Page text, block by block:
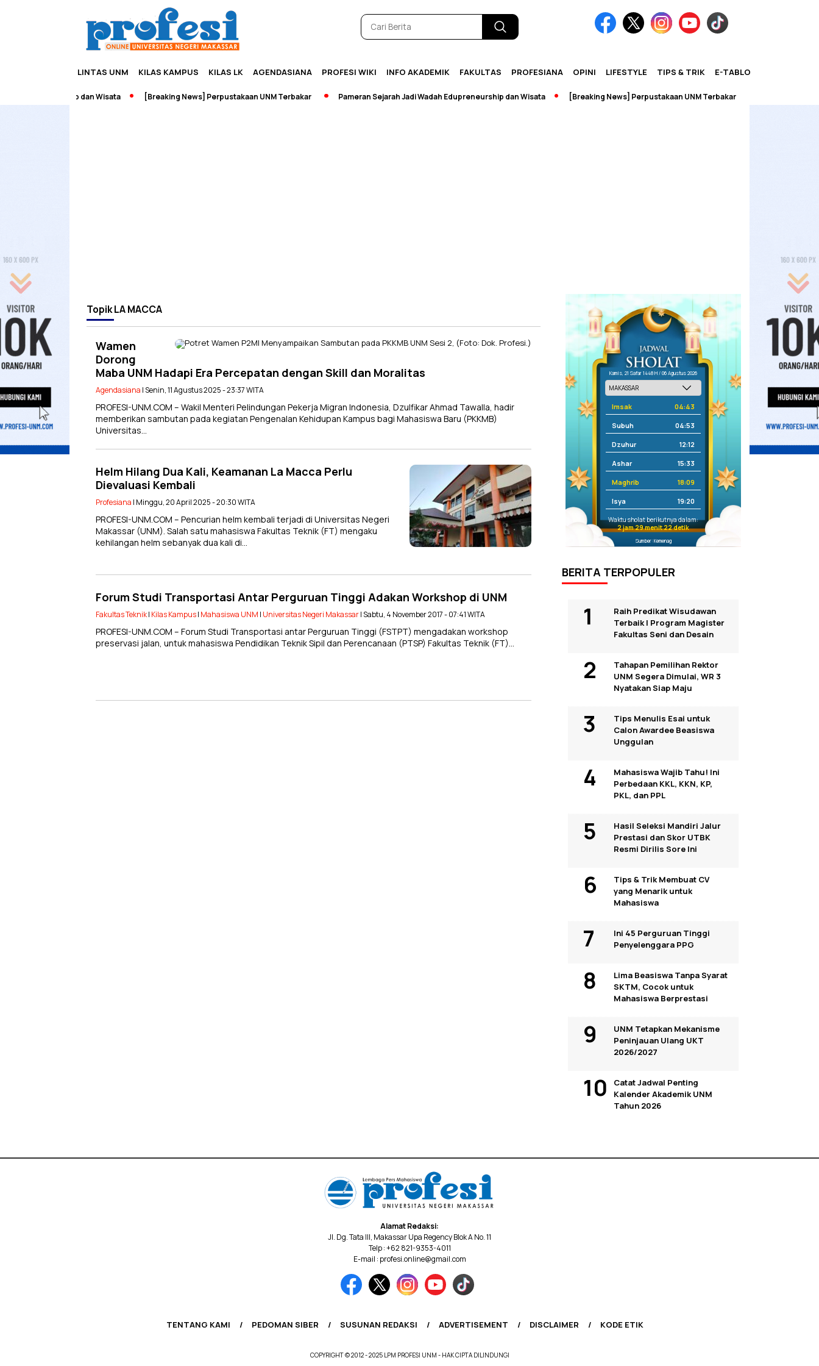
LINTAS UNM KILAS KAMPUS KILAS LK AGENDASIANA PROFESI WIKI INFO AKADEMIK FAKULTAS PROFESIANA OPINI LIFESTYLE TIPS & TRIK E-TABLOID
Edupreneurship dan Wisata [Breaking News] Perpustakaan UNM Terbakar Pameran Sejarah Jadi Wadah Edupreneurship dan Wisata [Breaking News] Perpustakaan UNM Terbakar
TopikLA MACCA
Wamen
Dorong
Maba UNM Hadapi Era Percepatan dengan Skill dan Moralitas
Agendasiana | Senin, 11 Agustus 2025 - 23:37 WITA
PROFESI-UNM.COM – Wakil Menteri Pelindungan Pekerja Migran Indonesia, Dzulfikar Ahmad Tawalla, hadir
memberikan sambutan pada kegiatan Pengenalan Kehidupan Kampus bagi Mahasiswa Baru (PKKMB)
Universitas…
Helm Hilang Dua Kali, Keamanan La Macca Perlu
Dievaluasi Kembali
Profesiana | Minggu, 20 April 2025 - 20:30 WITA
PROFESI-UNM.COM – Pencurian helm kembali terjadi di Universitas Negeri
Makassar (UNM). Salah satu mahasiswa Fakultas Teknik (FT) mengaku
kehilangan helm sebanyak dua kali di…
Forum Studi Transportasi Antar Perguruan Tinggi Adakan Workshop di UNM
Fakultas Teknik| Kilas Kampus| Mahasiswa UNM | Universitas Negeri Makassar| Sabtu, 4 November 2017 - 07:41 WITA
PROFESI-UNM.COM – Forum Studi Transportasi antar Perguruan Tinggi (FSTPT) mengadakan workshop
preservasi jalan, untuk mahasiswa Pendidikan Teknik Sipil dan Perencanaan (PTSP) Fakultas Teknik (FT)…
Kamis, 21 Safar 1448 H / 06 Agustus 2026
Imsak 04:43
Subuh 04:53
Dzuhur 12:12
Ashar 15:33
Maghrib 18:09
Isya 19:20
Waktu sholat berikutnya dalam:
2 jam 29 menit 22 detik
Sumber: Kemenag
BERITA TERPOPULER
Raih Predikat Wisudawan
Terbaik I Program Magister
Fakultas Seni dan Desain
Tahapan Pemilihan Rektor
UNM Segera Dimulai, WR 3
Nyatakan Siap Maju
Tips Menulis Esai untuk
Calon Awardee Beasiswa
Unggulan
Mahasiswa Wajib Tahu! Ini
Perbedaan KKL, KKN, KP,
PKL, dan PPL
Hasil Seleksi Mandiri Jalur
Prestasi dan Skor UTBK
Resmi Dirilis Sore Ini
Tips & Trik Membuat CV
yang Menarik untuk
Mahasiswa
Ini 45 Perguruan Tinggi
Penyelenggara PPG
Lima Beasiswa Tanpa Syarat
SKTM, Cocok untuk
Mahasiswa Berprestasi
UNM Tetapkan Mekanisme
Peninjauan Ulang UKT
2026/2027
Catat Jadwal Penting
Kalender Akademik UNM
Tahun 2026
Alamat Redaksi:
Jl. Dg. Tata III, Makassar Upa Regency Blok A No. 11
Telp : +62 821-9353-4011
E-mail : profesi.online@gmail.com
TENTANG KAMI PEDOMAN SIBER SUSUNAN REDAKSI ADVERTISEMENT DISCLAIMER KODE ETIK
COPYRIGHT © 2012 - 2025 LPM PROFESI UNM - HAK CIPTA DILINDUNGI